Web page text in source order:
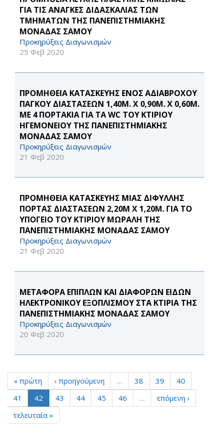
ΓΙΑ ΤΙΣ ΑΝΑΓΚΕΣ ΔΙΔΑΣΚΑΛΙΑΣ ΤΩΝ
ΤΜΗΜΑΤΩΝ ΤΗΣ ΠΑΝΕΠΙΣΤΗΜΙΑΚΗΣ
ΜΟΝΑΔΑΣ ΣΑΜΟΥ
Προκηρύξεις Διαγωνισμών
25 Φεβ 2020
ΠΡΟΜΗΘΕΙΑ ΚΑΤΑΣΚΕΥΗΣ ΕΝΟΣ ΑΔΙΑΒΡΟΧΟΥ
ΠΑΓΚΟΥ ΔΙΑΣΤΑΣΕΩΝ 1,40Μ. Χ 0,90Μ. Χ 0,60Μ.
ΜΕ 4 ΠΟΡΤΑΚΙΑ ΓΙΑ ΤΑ WC ΤΟΥ ΚΤΙΡΙΟΥ
ΗΓΕΜΟΝΕΙΟΥ ΤΗΣ ΠΑΝΕΠΙΣΤΗΜΙΑΚΗΣ
ΜΟΝΑΔΑΣ ΣΑΜΟΥ
Προκηρύξεις Διαγωνισμών
21 Φεβ 2020
ΠΡΟΜΗΘΕΙΑ ΚΑΤΑΣΚΕΥΗΣ ΜΙΑΣ ΔΙΦΥΛΛΗΣ
ΠΟΡΤΑΣ ΔΙΑΣΤΑΣΕΩΝ 2,20Μ Χ 1,20Μ. ΓΙΑ ΤΟ
ΥΠΟΓΕΙΟ ΤΟΥ ΚΤΙΡΙΟΥ ΜΩΡΑΛΗ ΤΗΣ
ΠΑΝΕΠΙΣΤΗΜΙΑΚΗΣ ΜΟΝΑΔΑΣ ΣΑΜΟΥ
Προκηρύξεις Διαγωνισμών
21 Φεβ 2020
ΜΕΤΑΦΟΡΑ ΕΠΙΠΛΩΝ ΚΑΙ ΔΙΑΦΟΡΩΝ ΕΙΔΩΝ
ΗΛΕΚΤΡΟΝΙΚΟΥ ΕΞΟΠΛΙΣΜΟΥ ΣΤΑ ΚΤΙΡΙΑ ΤΗΣ
ΠΑΝΕΠΙΣΤΗΜΙΑΚΗΣ ΜΟΝΑΔΑΣ ΣΑΜΟΥ
Προκηρύξεις Διαγωνισμών
20 Φεβ 2020
« πρώτη ‹ προηγούμενη … 38 39
40
41
42 43 44 45 46 …
επόμενη ›
τελευταία »